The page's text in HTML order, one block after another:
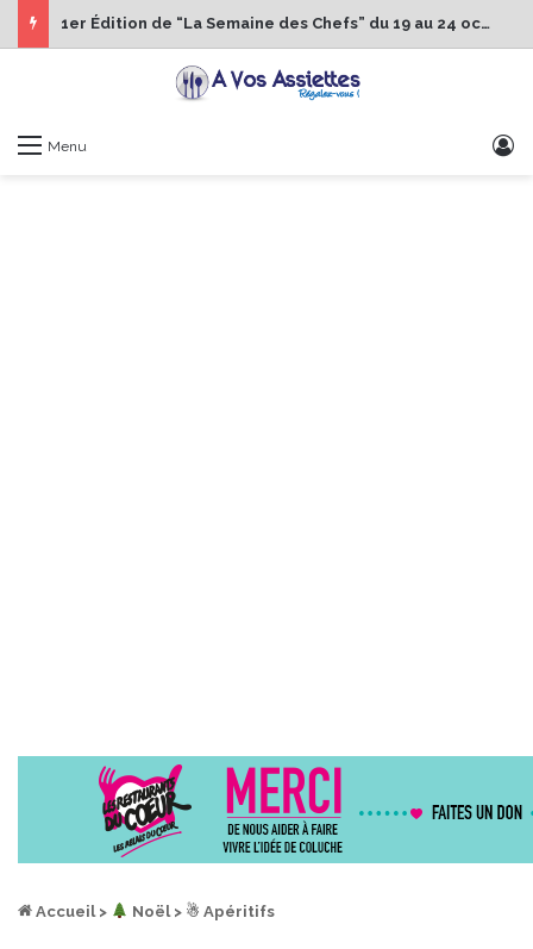
1er Édition de “La Semaine des Chefs” du 19 au 24 octobre 2026
Menu
Accueil > ︎ Noël > ☃ Apéritifs